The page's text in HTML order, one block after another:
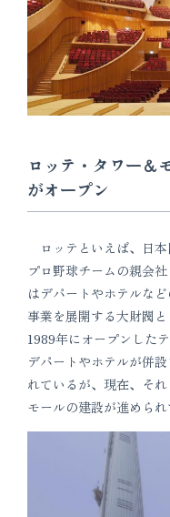
ロッテ・タワー＆
がオープン
ロッテといえば、日
プロ野球チームの親会
はデパートやホテルな
事業を展開する大財閥
1989年にオープンした
デパートやホテルが併
れているが、現在、そ
モールの建設が進めら